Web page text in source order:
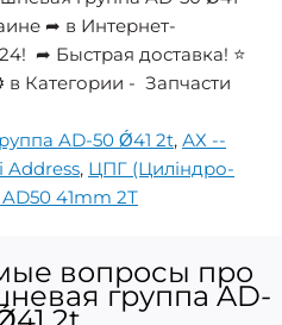
➦ в Интернет-
➦ Быстрая доставка! ⭐
в Категории - Запчасти
AD-50 Ǿ41 2t, АХ --
Address, ЦПГ (Циліндро-
41mm 2Т
вопросы про
группа AD-